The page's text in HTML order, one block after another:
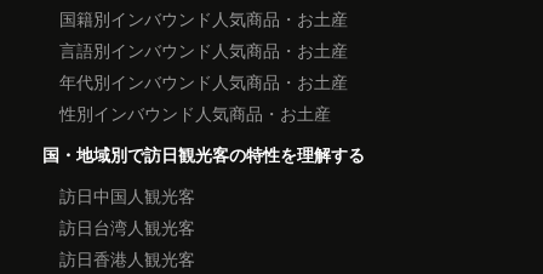
国籍別インバウンド人気商品・お土産
言語別インバウンド人気商品・お土産
年代別インバウンド人気商品・お土産
性別インバウンド人気商品・お土産
国・地域別で訪日観光客の特性を理解する
訪日中国人観光客
訪日台湾人観光客
訪日香港人観光客